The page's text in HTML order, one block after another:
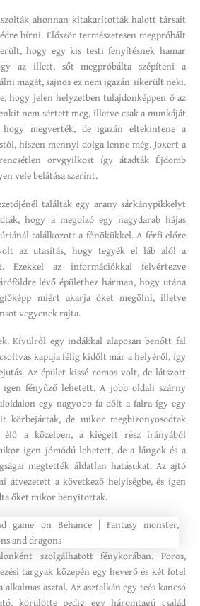
ahonnan kitakarították halott társait
bírni. Először természetesen megpróbált
hogy egy kis testi fenyítésnek hamar
az illett, sőt megpróbálta szépíteni a
magát, sajnos ez nem igazán sikerült neki.
hogy jelen helyzetben tulajdonképpen ő az
nem sértett meg, illetve csak a munkáját
megverték, de igazán eltekintene a
hiszen mennyi dolga lenne még. Joxert a
orvgyilkost így átadták Éjdomb
vele belátása szerint.
találtak egy arany sárkánypikkelyt
hogy a megbízó egy nagydarab hájas
találkozott a főnökükkel. A férfi előre
az utasítás, hogy tegyék el láb alól a
Ezekkel az információkkal felvértezve
lévő épülethez hárman, hogy utána
miért akarja őket megölni, illetve
vegyenek rajta.
Kívülről egy indákkal alaposan benőtt fal
kapuja félig kidőlt már a helyéről, így
Az épület kissé romos volt, de látszott
fényűző lehetett. A jobb oldali szárny
egy nagyobb fa dőlt a falra így egy
körbejártak, de mikor megbizonyosodtak
a közelben, a kiégett rész irányából
igen jómódú lehetett, de a lángok és a
megtették áldatlan hatásukat. Az ajtó
átvezetett a következő helyiségbe, és igen
őket mikor benyitottak.
szolgálhatott fénykorában. Poros,
tárgyak közepén egy heverő és két fotel
asztal. Az asztalkán egy teás kancsó
körülötte pedig egy háromtagú család